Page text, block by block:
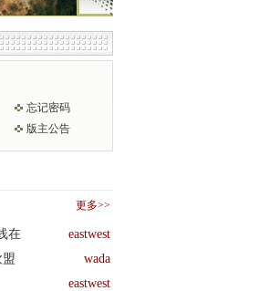
忘记密码
版主公告
更多>>
在 eastwest
wada
eastwest